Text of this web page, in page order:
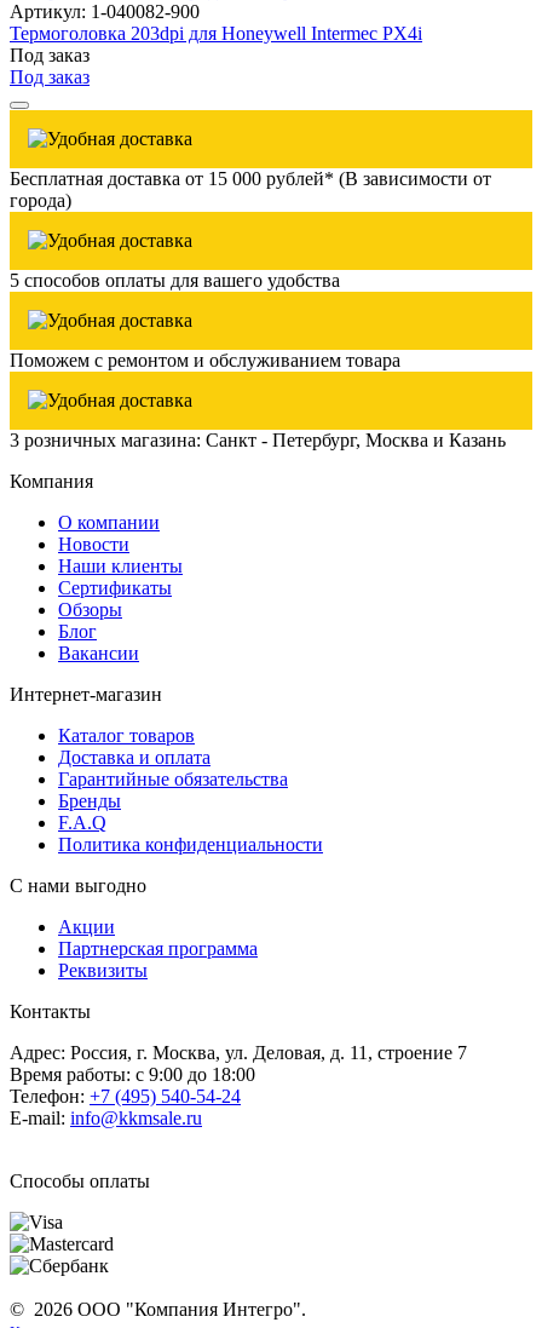
Артикул: 1-040082-900
Термоголовка 203dpi для Honeywell Intermec PX4i
Под заказ
Под заказ
Бесплатная доставка от 15 000 рублей* (В зависимости от
города)
5 способов оплаты для вашего удобства
Поможем с ремонтом и обслуживанием товара
3 розничных магазина: Санкт - Петербург, Москва и Казань
Компания
О компании
Новости
Наши клиенты
Сертификаты
Обзоры
Блог
Вакансии
Интернет-магазин
Каталог товаров
Доставка и оплата
Гарантийные обязательства
Бренды
F.A.Q
Политика конфиденциальности
С нами выгодно
Акции
Партнерская программа
Реквизиты
Контакты
Адрес: Россия, г. Москва, ул. Деловая, д. 11, строение 7
Время работы: с 9:00 до 18:00
Телефон: +7 (495) 540-54-24
E-mail: info@kkmsale.ru
Способы оплаты
© 2026 ООО "Компания Интегро".